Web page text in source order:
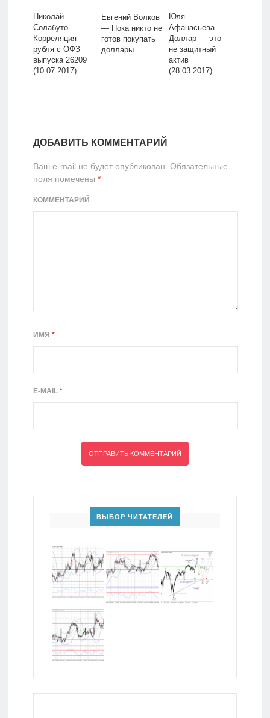
Николай
Солабуто —
Корреляция
рубля с ОФЗ
выпуска 26209
(10.07.2017)
Евгений Волков
— Пока никто не
готов покупать
доллары
Юля
Афанасьева —
Доллар — это
не защитный
актив
(28.03.2017)
ДОБАВИТЬ КОММЕНТАРИЙ
Ваш e-mail не будет опубликован. Обязательные
поля помечены *
КОММЕНТАРИЙ
ИМЯ *
E-MAIL *
ВЫБОР ЧИТАТЕЛЕЙ